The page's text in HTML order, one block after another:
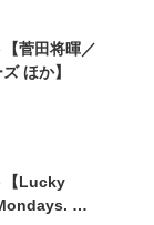
菅田将暉／
ほか】
【Lucky
…